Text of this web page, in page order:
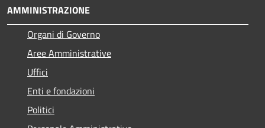
AMMINISTRAZIONE
Organi di Governo
Aree Amministrative
Uffici
Enti e fondazioni
Politici